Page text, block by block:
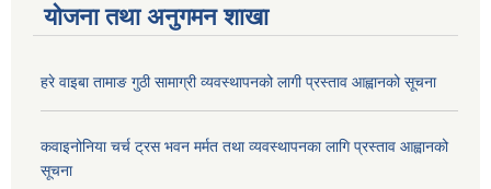
योजना तथा अनुगमन शाखा
हरे वाइबा तामाङ गुठी सामाग्री व्यवस्थापनको लागी प्रस्ताव आह्वानको सूचना
कवाइनोनिया चर्च ट्रस भवन मर्मत तथा व्यवस्थापनका लागि प्रस्ताव आह्वानको
सूचना